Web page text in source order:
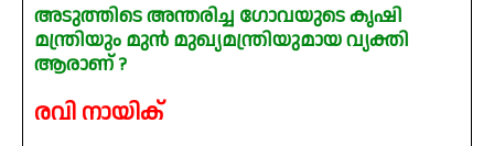
അടുത്തിടെ അന്തരിച്ച ഗോവയുടെ കൃഷി
മന്ത്രിയും മുൻ മുഖ്യമന്ത്രിയുമായ വ്യക്തി
ആരാണ് ?
രവി നായിക്